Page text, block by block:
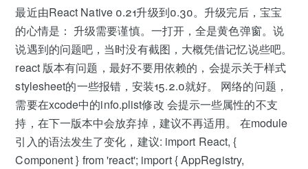
最近由React Native 0.21升级到0.30。升级完后，宝宝
的心情是： 升级需要谨慎。一打开，全是黄色弹窗。说
说遇到的问题吧，当时没有截图，大概凭借记忆说些吧。
react 版本有问题，最好不要用依赖的，会提示关于样式
stylesheet的一些报错，安装15.2.0就好。 网络的问题，
需要在xcode中的info.plist修改 会提示一些属性的不支
持，在下一版本中会放弃掉，建议不再适用。 在module
引入的语法发生了变化，建议: import React, {
Component } from 'react'; import { AppRegistry,